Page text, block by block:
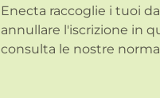
Enecta raccoglie i tuoi
annullare l'iscrizione in
consulta le nostre